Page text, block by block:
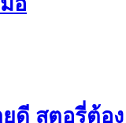
ยดี สตอรี่ต้อง